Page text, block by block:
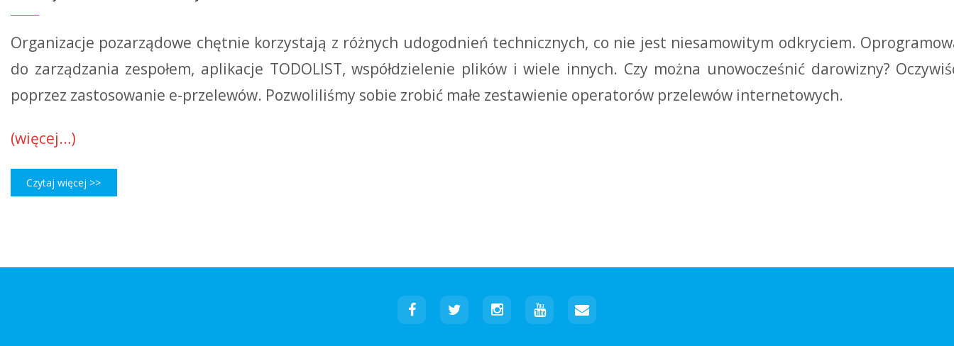
Organizacje pozarządowe chętnie korzystają z różnych udogodnień technicznych, co nie jest niesamowitym odkryciem.
do zarządzania zespołem, aplikacje TODOLIST, współdzielenie plików i wiele innych. Czy można unowocześnić darowizny?
poprzez zastosowanie e-przelewów. Pozwoliliśmy sobie zrobić małe zestawienie operatorów przelewów internetowych.
(więcej…)
Czytaj więcej >>